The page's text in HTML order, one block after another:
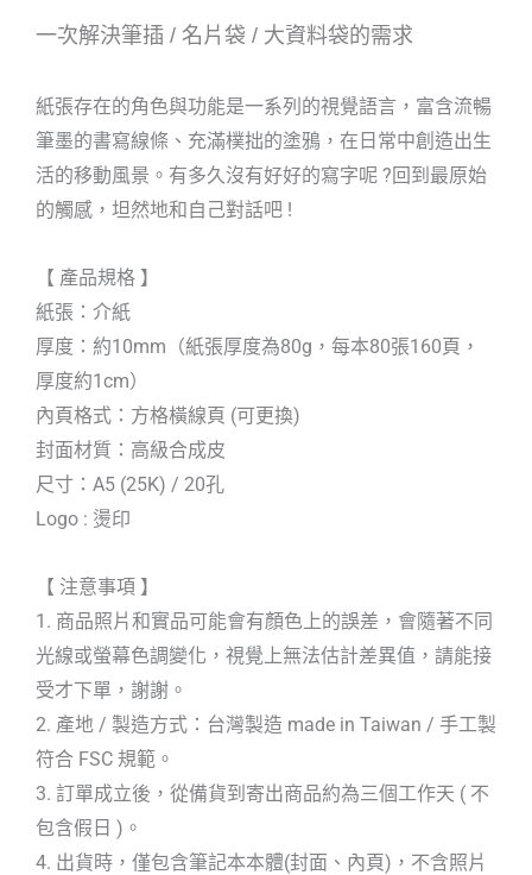
一次解決筆插 / 名片袋 / 大資料袋的需求
紙張存在的角色與功能是一系列的視覺語言，富含流暢
筆墨的書寫線條、充滿樸拙的塗鴉，在日常中創造出生
活的移動風景。有多久沒有好好的寫字呢 ?回到最原始
的觸感，坦然地和自己對話吧 !
【 產品規格 】
紙張：介紙
厚度：約10mm（紙張厚度為80g，每本80張160頁，
厚度約1cm）
內頁格式：方格橫線頁 (可更換)
封面材質：高級合成皮
尺寸：A5 (25K) / 20孔
Logo : 燙印
【 注意事項 】
1. 商品照片和實品可能會有顏色上的誤差，會隨著不同
光線或螢幕色調變化，視覺上無法估計差異值，請能接
受才下單，謝謝。
2. 產地 / 製造方式：台灣製造 made in Taiwan / 手工製
符合 FSC 規範。
3. 訂單成立後，從備貨到寄出商品約為三個工作天 ( 不
包含假日 )。
4. 出貨時，僅包含筆記本本體(封面、內頁)，不含照片